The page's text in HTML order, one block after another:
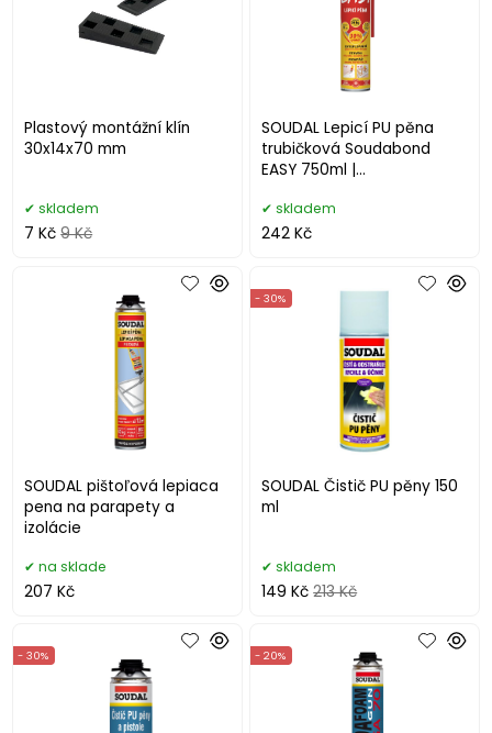
Plastový montážní klín
30x14x70 mm
skladem
7 Kč 9 Kč
SOUDAL Lepicí PU pěna
trubičková Soudabond
EASY 750ml |
skladem
242 Kč
SOUDAL pištoľová lepiaca
pena na parapety a
izolácie
na sklade
207 Kč
SOUDAL Čistič PU pěny 150
ml
- 30%
skladem
149 Kč 213 Kč
- 30% - 20%